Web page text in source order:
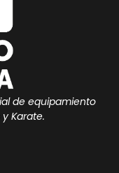
de equipamiento
Karate.